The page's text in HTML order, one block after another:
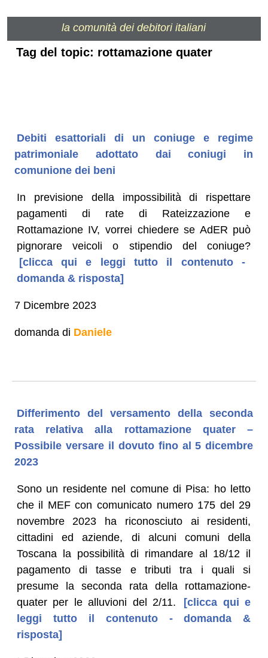
la comunità dei debitori italiani
Tag del topic: rottamazione quater
Debiti esattoriali di un coniuge e regime
patrimoniale adottato dai coniugi in
comunione dei beni
In previsione della impossibilità di rispettare
pagamenti di rate di Rateizzazione e
Rottamazione IV, vorrei chiedere se AdER può
pignorare veicoli o stipendio del coniuge?
[clicca qui e leggi tutto il contenuto -
domanda & risposta]
7 Dicembre 2023
domanda di Daniele
Differimento del versamento della seconda
rata relativa alla rottamazione quater –
Possibile versare il dovuto fino al 5 dicembre
2023
Sono un residente nel comune di Pisa: ho letto
che il MEF con comunicato numero 175 del 29
novembre 2023 ha riconosciuto ai residenti,
cittadini ed aziende, di alcuni comuni della
Toscana la possibilità di rimandare al 18/12 il
pagamento di tasse e tributi tra i quali si
presume la seconda rata della rottamazione-
quater per le alluvioni del 2/11.
[clicca qui e
leggi tutto il contenuto - domanda &
risposta]